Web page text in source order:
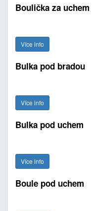
Boulička za uchem
Více info
Bulka pod bradou
Více info
Bulka pod uchem
Více info
Boule pod uchem